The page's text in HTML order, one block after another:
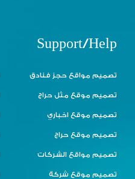
Support/Help
تصميم مواقع حجز فنادق
تصميم موقع مثل حراج
تصميم موقع اخباري
تصميم موقع حراج
تصميم مواقع الشركات
تصميم موقع شركة